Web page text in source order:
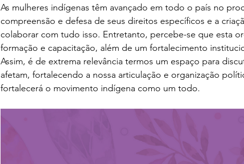
As mulheres indígenas têm avançado em todo o país no
compreensão e defesa de seus direitos específicos e a
colaborar com tudo isso. Entretanto, percebe-se que esta
formação e capacitação, além de um fortalecimento
Assim, é de extrema relevância termos um espaço para
afetam, fortalecendo a nossa articulação e organização
fortalecerá o movimento indígena como um todo.